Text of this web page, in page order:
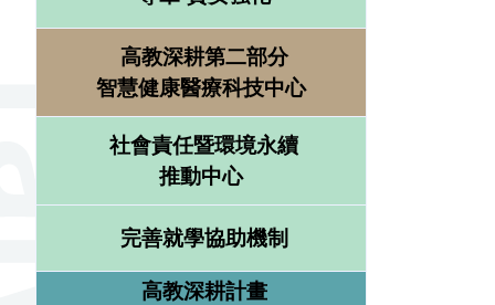
高教深耕第二部分
智慧健康醫療科技中心
社會責任暨環境永續
推動中心
完善就學協助機制
高教深耕計畫